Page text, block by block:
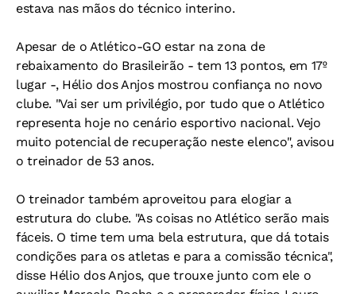
estava nas mãos do técnico interino.
Apesar de o Atlético-GO estar na zona de
rebaixamento do Brasileirão - tem 13 pontos, em 17º
lugar -, Hélio dos Anjos mostrou confiança no novo
clube. "Vai ser um privilégio, por tudo que o Atlético
representa hoje no cenário esportivo nacional. Vejo
muito potencial de recuperação neste elenco", avisou
o treinador de 53 anos.
O treinador também aproveitou para elogiar a
estrutura do clube. "As coisas no Atlético serão mais
fáceis. O time tem uma bela estrutura, que dá totais
condições para os atletas e para a comissão técnica",
disse Hélio dos Anjos, que trouxe junto com ele o